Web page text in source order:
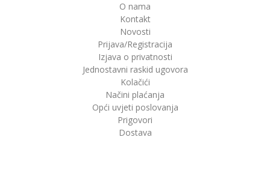
O nama
Kontakt
Novosti
Prijava/Registracija
Izjava o privatnosti
Jednostavni raskid ugovora
Kolačići
Načini plaćanja
Opći uvjeti poslovanja
Prigovori
Dostava